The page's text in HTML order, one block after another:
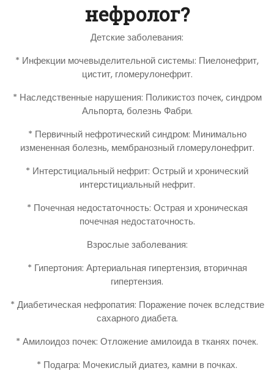
нефролог?
Детские заболевания:
* Инфекции мочевыделительной системы: Пиелонефрит,
цистит, гломерулонефрит.
* Наследственные нарушения: Поликистоз почек, синдром
Альпорта, болезнь Фабри.
* Первичный нефротический синдром: Минимально
измененная болезнь, мембранозный гломерулонефрит.
* Интерстициальный нефрит: Острый и хронический
интерстициальный нефрит.
* Почечная недостаточность: Острая и хроническая
почечная недостаточность.
Взрослые заболевания:
* Гипертония: Артериальная гипертензия, вторичная
гипертензия.
* Диабетическая нефропатия: Поражение почек вследствие
сахарного диабета.
* Амилоидоз почек: Отложение амилоида в тканях почек.
* Подагра: Мочекислый диатез, камни в почках.